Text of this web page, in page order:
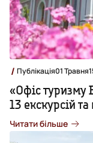
Публікація01 Травня
«Офіс туризму
13 екскурсій
Читати більше